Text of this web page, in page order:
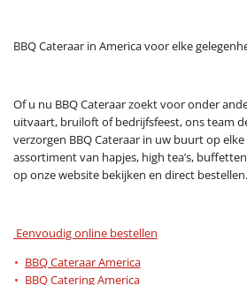
BBQ Cateraar in America voor elke
Of u nu BBQ Cateraar zoekt voor onder
uitvaart, bruiloft of bedrijfsfeest, ons team
verzorgen BBQ Cateraar in uw buurt op
assortiment van hapjes, high tea’s,
op onze website bekijken en direct bestellen.
Eenvoudig online bestellen
BBQ Cateraar America
BBQ Catering America